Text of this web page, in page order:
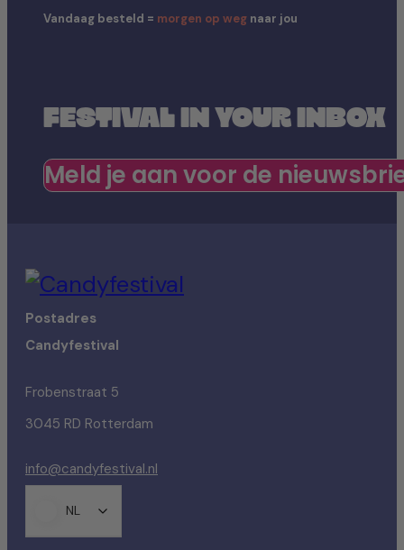
Vandaag besteld = morgen op weg naar jou
FESTIVAL IN YOUR INBOX
Meld je aan voor de
Postadres
Candyfestival
Frobenstraat 5
3045 RD Rotterdam
info@candyfestival.nl
NL